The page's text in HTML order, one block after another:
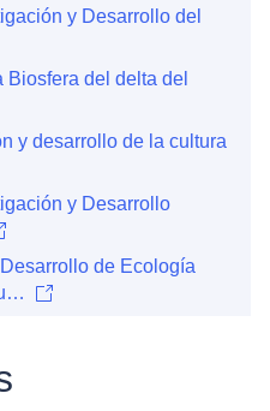
y Desarrollo del
del delta del
y desarrollo de la cultura
y Desarrollo
de Ecología